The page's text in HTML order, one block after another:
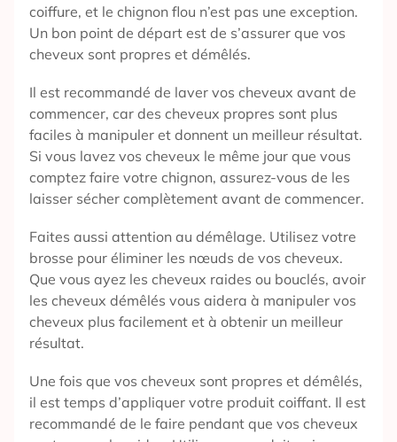
coiffure, et le chignon flou n’est pas une exception.
Un bon point de départ est de s’assurer que vos
cheveux sont propres et démêlés.
Il est recommandé de laver vos cheveux avant de
commencer, car des cheveux propres sont plus
faciles à manipuler et donnent un meilleur résultat.
Si vous lavez vos cheveux le même jour que vous
comptez faire votre chignon, assurez-vous de les
laisser sécher complètement avant de commencer.
Faites aussi attention au démêlage. Utilisez votre
brosse pour éliminer les nœuds de vos cheveux.
Que vous ayez les cheveux raides ou bouclés, avoir
les cheveux démêlés vous aidera à manipuler vos
cheveux plus facilement et à obtenir un meilleur
résultat.
Une fois que vos cheveux sont propres et démêlés,
il est temps d’appliquer votre produit coiffant. Il est
recommandé de le faire pendant que vos cheveux